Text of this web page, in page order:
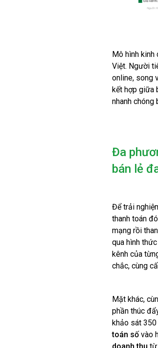
Mô hình
Việt. Người
online, song
kết hợp giữa
nhanh chóng
Đa
bán lẻ
Để trải
thanh toán
mạng rồi
qua hình
kênh của
chắc, cùng
Mặt khác,
phần thúc
khảo sát 350
toán sốvào
doanh thu từ